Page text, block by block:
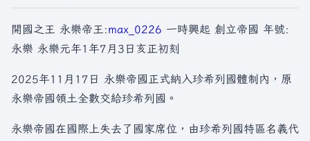
開國之王 永樂帝王:max_0226 一時興起 創立帝國 年號:
永樂 永樂元年1年7月3日亥正初刻
2025年11月17日 永樂帝國正式納入珍希列國體制內，原
永樂帝國領土全數交給珍希列國。
永樂帝國在國際上失去了國家席位，由珍希列國特區名義代